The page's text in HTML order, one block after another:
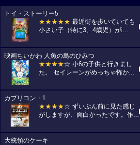
トイ・ストーリー5
★★★★★ 最近街を歩いていても
小さい子（特に3、4歳児）がi...
映画ちいかわ 人魚の島のひみつ
★★★★☆ 小6の子供と行きまし
た。 セイレーンがめっちゃ怖か...
カプリコン・1
★★★★☆ ずいぶん前に見た感じ
がしますが、面白かったです。作...
大統領のケーキ